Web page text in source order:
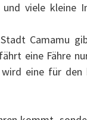
und viele kleine
Camamu
eine Fähre
eine für den